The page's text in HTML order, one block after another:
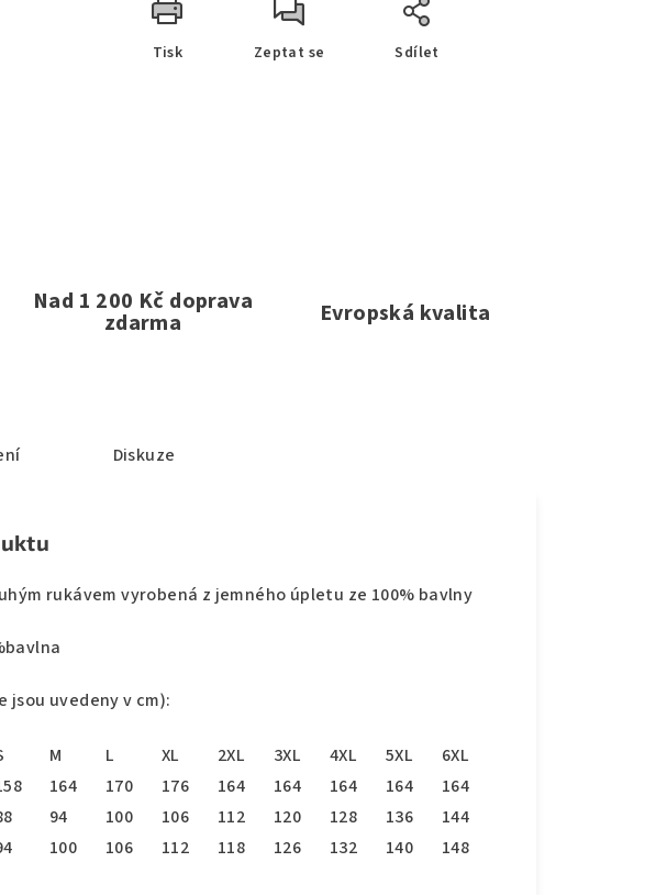
Tisk Zeptat se Sdílet
Nad 1 200 Kč doprava
zdarma Evropská kvalita
Diskuze
rukávem vyrobená z jemného úpletu ze 100% bavlny
jsou uvedeny v cm):
M L XL 2XL 3XL 4XL 5XL
6XL
164 170 176 164 164 164 164
164
94 100 106 112 120 128 136
144
100 106 112 118 126 132 140 148